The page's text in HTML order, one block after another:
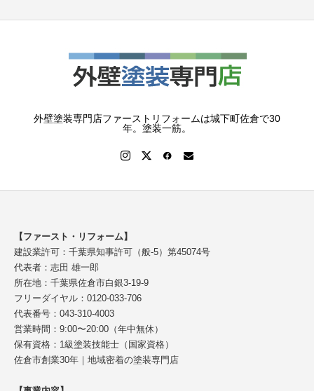
外壁塗装専門店ファーストリフォームは城下町佐倉で30
年。塗装一筋。
【ファースト・リフォーム】
建設業許可：千葉県知事許可（般-5）第45074号
代表者：志田 雄一郎
所在地：千葉県佐倉市白銀3-19-9
フリーダイヤル：0120-033-706
代表番号：043-310-4003
営業時間：9:00〜20:00（年中無休）
保有資格：1級塗装技能士（国家資格）
佐倉市創業30年｜地域密着の塗装専門店